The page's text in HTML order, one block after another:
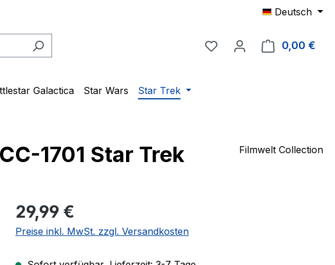
Deutsch
Du hast 0 Produkte auf
0,00 €
Galactica Star Wars Star Trek
1701 Star Trek Filmwelt Collection
Regulärer Preis:
29,99 €
Preise inkl. MwSt. zzgl. Versandkosten